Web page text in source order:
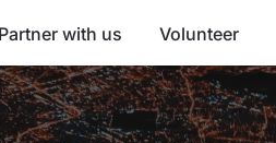
Partner with us Volunteer